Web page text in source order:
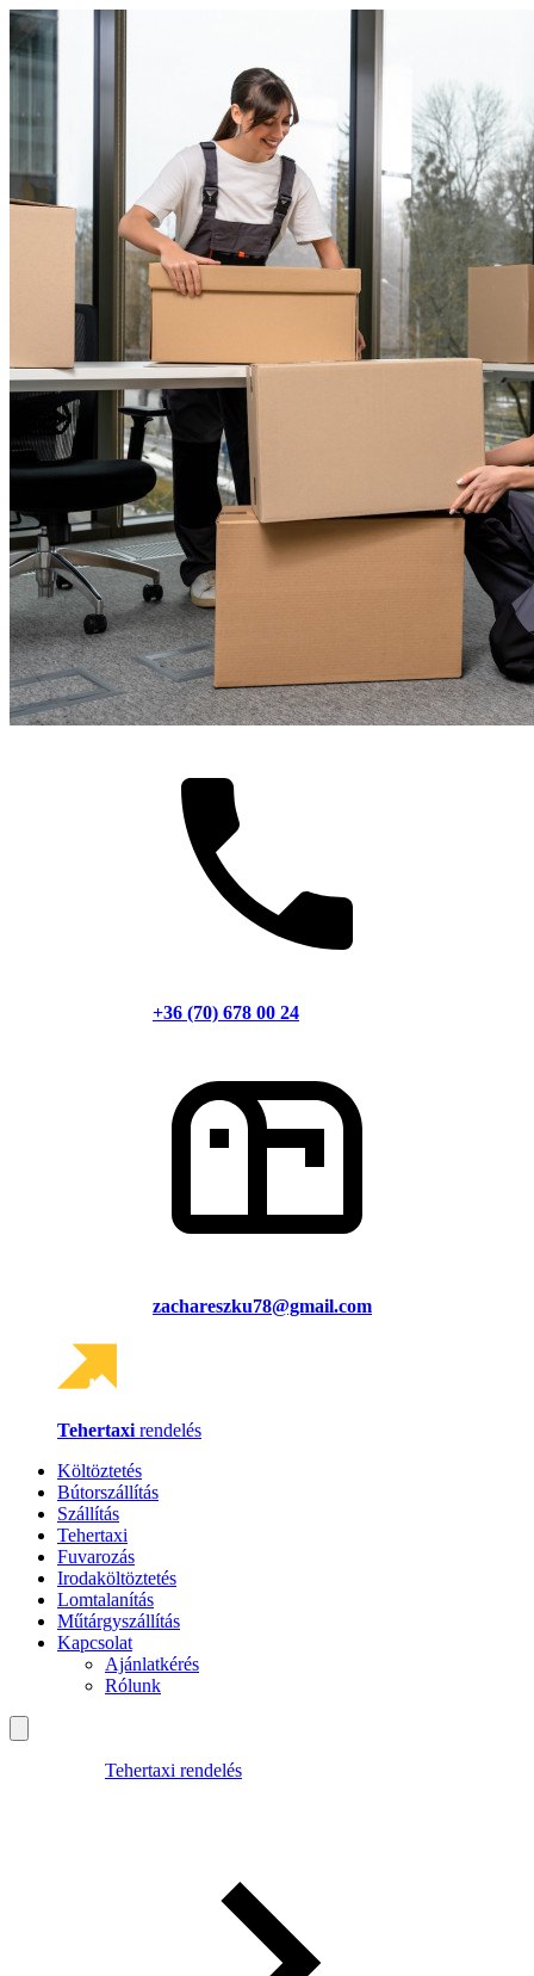
+36 (70) 678 00 24
zachareszku78@gmail.com
Tehertaxi rendelés
Költöztetés
Bútorszállítás
Szállítás
Tehertaxi
Fuvarozás
Irodaköltöztetés
Lomtalanítás
Műtárgyszállítás
Kapcsolat
Ajánlatkérés
Rólunk
Tehertaxi rendelés